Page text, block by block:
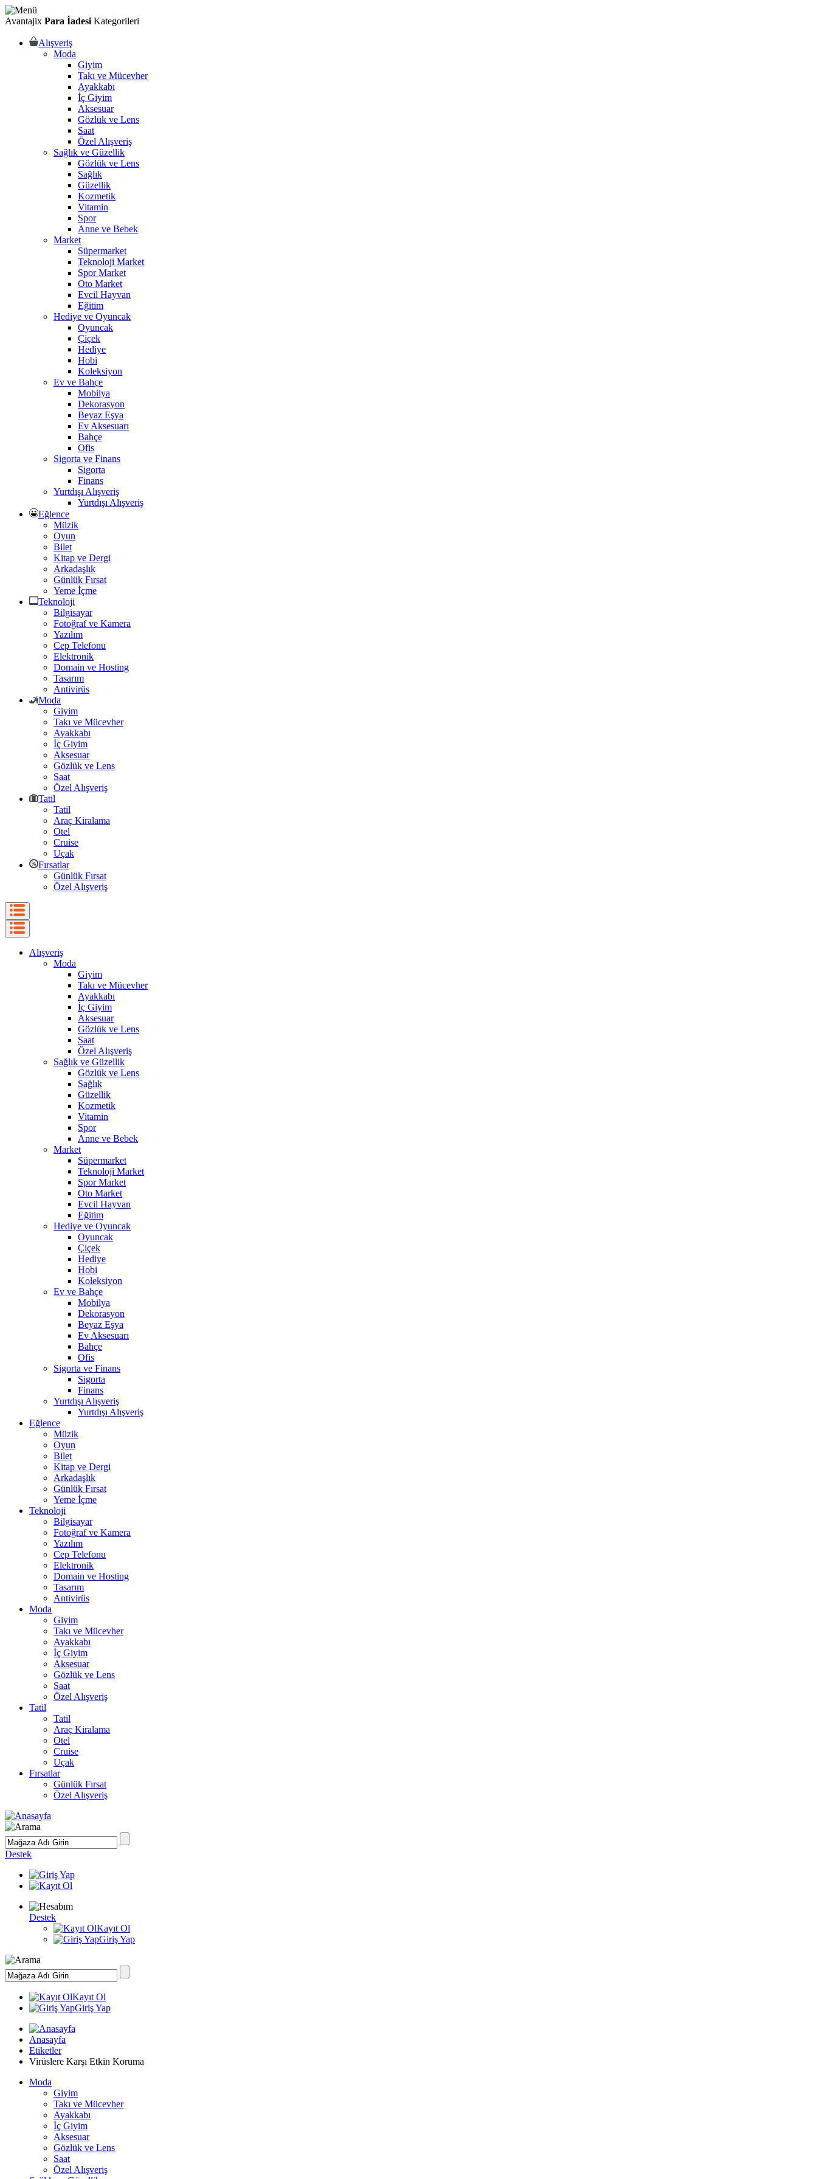
Avantajix Para İadesi Kategorileri
Alışveriş
Moda
Giyim
Takı ve Mücevher
Ayakkabı
İç Giyim
Aksesuar
Gözlük ve Lens
Saat
Özel Alışveriş
Sağlık ve Güzellik
Gözlük ve Lens
Sağlık
Güzellik
Kozmetik
Vitamin
Spor
Anne ve Bebek
Market
Süpermarket
Teknoloji Market
Spor Market
Oto Market
Evcil Hayvan
Eğitim
Hediye ve Oyuncak
Oyuncak
Çiçek
Hediye
Hobi
Koleksiyon
Ev ve Bahçe
Mobilya
Dekorasyon
Beyaz Eşya
Ev Aksesuarı
Bahçe
Ofis
Sigorta ve Finans
Sigorta
Finans
Yurtdışı Alışveriş
Yurtdışı Alışveriş
Eğlence
Müzik
Oyun
Bilet
Kitap ve Dergi
Arkadaşlık
Günlük Fırsat
Yeme İçme
Teknoloji
Bilgisayar
Fotoğraf ve Kamera
Yazılım
Cep Telefonu
Elektronik
Domain ve Hosting
Tasarım
Antivirüs
Moda
Giyim
Takı ve Mücevher
Ayakkabı
İç Giyim
Aksesuar
Gözlük ve Lens
Saat
Özel Alışveriş
Tatil
Tatil
Araç Kiralama
Otel
Cruise
Uçak
Fırsatlar
Günlük Fırsat
Özel Alışveriş
Alışveriş
Moda
Giyim
Takı ve Mücevher
Ayakkabı
İç Giyim
Aksesuar
Gözlük ve Lens
Saat
Özel Alışveriş
Sağlık ve Güzellik
Gözlük ve Lens
Sağlık
Güzellik
Kozmetik
Vitamin
Spor
Anne ve Bebek
Market
Süpermarket
Teknoloji Market
Spor Market
Oto Market
Evcil Hayvan
Eğitim
Hediye ve Oyuncak
Oyuncak
Çiçek
Hediye
Hobi
Koleksiyon
Ev ve Bahçe
Mobilya
Dekorasyon
Beyaz Eşya
Ev Aksesuarı
Bahçe
Ofis
Sigorta ve Finans
Sigorta
Finans
Yurtdışı Alışveriş
Yurtdışı Alışveriş
Eğlence
Müzik
Oyun
Bilet
Kitap ve Dergi
Arkadaşlık
Günlük Fırsat
Yeme İçme
Teknoloji
Bilgisayar
Fotoğraf ve Kamera
Yazılım
Cep Telefonu
Elektronik
Domain ve Hosting
Tasarım
Antivirüs
Moda
Giyim
Takı ve Mücevher
Ayakkabı
İç Giyim
Aksesuar
Gözlük ve Lens
Saat
Özel Alışveriş
Tatil
Tatil
Araç Kiralama
Otel
Cruise
Uçak
Fırsatlar
Günlük Fırsat
Özel Alışveriş
Destek
Destek
Kayıt Ol
Giriş Yap
Kayıt Ol
Giriş Yap
Anasayfa
Etiketler
Virüslere Karşı Etkin Koruma
Moda
Giyim
Takı ve Mücevher
Ayakkabı
İç Giyim
Aksesuar
Gözlük ve Lens
Saat
Özel Alışveriş